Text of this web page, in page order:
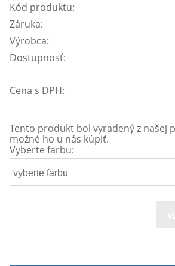
Kód produktu:
Záruka:
Výrobca:
Dostupnosť:
Cena s DPH:
Tento produkt bol vyradený z našej
možné ho u nás kúpiť.
Vyberte farbu:
vyberte farbu